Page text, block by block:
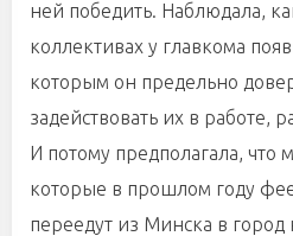
ней победить. Наблюдала,
коллективах у главкома
которым он предельно
задействовать их в работе,
И потому предполагала, что
которые в прошлом году
переедут из Минска в город